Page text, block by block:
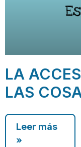
LA
LAS
Leer más
»